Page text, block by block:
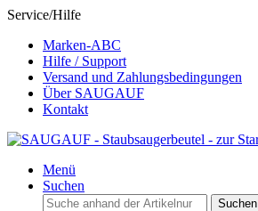
Service/Hilfe
Marken-ABC
Hilfe / Support
Versand und Zahlungsbedingungen
Über SAUGAUF
Kontakt
Menü
Suchen
Suchen